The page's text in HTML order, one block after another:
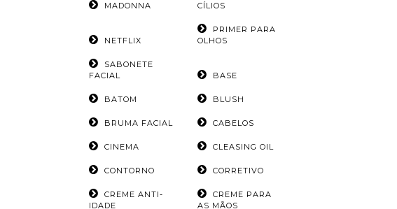
MADONNA
CÍLIOS
NETFLIX
PRIMER PARA
OLHOS
SABONETE
FACIAL
BASE
BATOM BLUSH
BRUMA FACIAL CABELOS
CINEMA CLEASING OIL
CONTORNO CORRETIVO
CREME ANTI-
IDADE
CREME PARA
AS MÃOS